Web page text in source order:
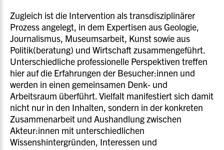
Zugleich ist die Intervention als transdisziplinärer
Prozess angelegt, in dem Expertisen aus Geologie,
Journalismus, Museumsarbeit, Kunst sowie aus
Politik(beratung) und Wirtschaft zusammengeführt.
Unterschiedliche professionelle Perspektiven treffen
hier auf die Erfahrungen der Besucher:innen und
werden in einen gemeinsamen Denk- und
Arbeitsraum überführt. Vielfalt manifestiert sich damit
nicht nur in den Inhalten, sondern in der konkreten
Zusammenarbeit und Aushandlung zwischen
Akteur:innen mit unterschiedlichen
Wissenshintergründen, Interessen und